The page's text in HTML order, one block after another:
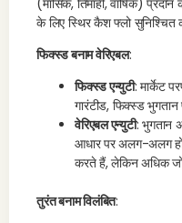
(मासिक, तिमाही, वार्षिक)
के लिए स्थिर कैश फ्लो सुनिश्चित
फिक्स्ड बनाम वेरिएबल:
फिक्स्ड एन्युटी: मार्केट
गारंटीड, फिक्स्ड भुगतान
वेरिएबल एन्युटी: भुगतान
आधार पर अलग-अलग
करते हैं, लेकिन अधिक
तुरंत बनाम विलंबित: